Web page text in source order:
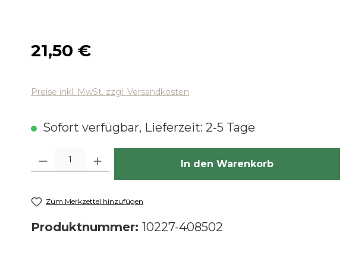
Regulärer Preis:
21,50 €
Preise inkl. MwSt. zzgl. Versandkosten
Sofort verfügbar, Lieferzeit: 2-5 Tage
Produkt Anzahl: Gib den gewünschten Wert ein oder benutze die
In den Warenkorb
Zum Merkzettel hinzufügen
Produktnummer: 10227-408502